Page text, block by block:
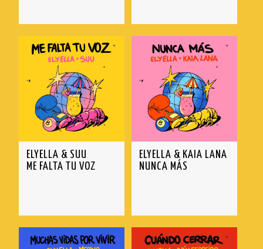
ELYELLA & SUU
ME FALTA TU VOZ
ELYELLA & KAIA LANA
NUNCA MÁS